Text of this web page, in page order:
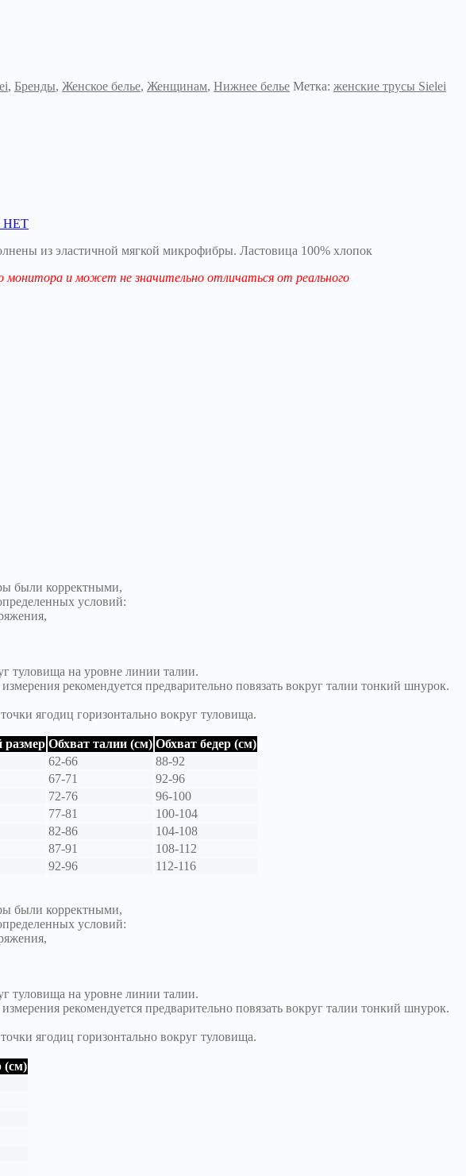
, Бренды, Женское белье, Женщинам, Нижнее белье Метка: женские трусы Sielei
из эластичной мягкой микрофибры. Ластовица 100% хлопок
и может не значительно отличаться от реального
были корректными,
условий:
туловища на уровне линии талии.
рекомендуется предварительно повязать вокруг талии тонкий шнурок.
ягодиц горизонтально вокруг туловища.
размер Обхват талии (см) Обхват бедер (см)
62-66
88-92
67-71
92-96
72-76
96-100
77-81
100-104
82-86
104-108
87-91
108-112
92-96
112-116
были корректными,
условий:
туловища на уровне линии талии.
рекомендуется предварительно повязать вокруг талии тонкий шнурок.
ягодиц горизонтально вокруг туловища.
(см)